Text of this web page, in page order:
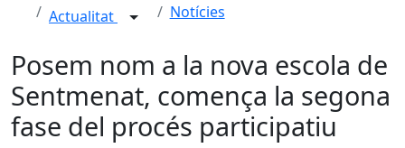
Actualitat Notícies
Posem nom a la nova escola de
Sentmenat, comença la segona
fase del procés participatiu